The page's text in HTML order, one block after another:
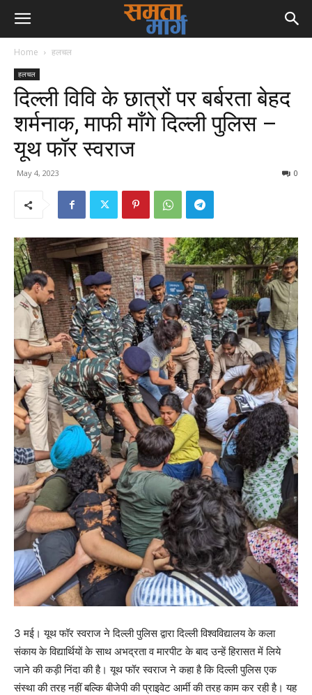
Home हलचल
हलचल
दिल्ली विवि के छात्रों पर बर्बरता बेहद
शर्मनाक, माफी माँगे दिल्ली पुलिस –
यूथ फॉर स्वराज
May 4, 2023 0
3 मई। यूथ फॉर स्वराज ने दिल्ली पुलिस द्वारा दिल्ली विश्वविद्यालय के कला
संकाय के विद्यार्थियों के साथ अभद्रता व मारपीट के बाद उन्हें हिरासत में लिये
जाने की कड़ी निंदा की है। यूथ फॉर स्वराज ने कहा है कि दिल्ली पुलिस एक
संस्था की तरह नहीं बल्कि बीजेपी की प्राइवेट आर्मी की तरह काम कर रही है। यह